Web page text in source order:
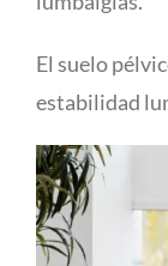
El suelo
estabilidad